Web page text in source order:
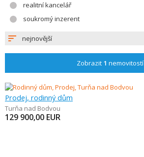
realitní kancelář
soukromý inzerent
nejnovější
Zobrazit 1 nemovitostí
Prodej, rodinný dům
Turňa nad Bodvou
129 900,00 EUR